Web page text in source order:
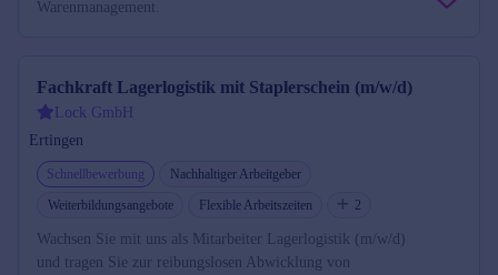
Warenmanagement.
Fachkraft Lagerlogistik mit Staplerschein (m/w/d)
Lock GmbH
Ertingen
Schnellbewerbung
Nachhaltiger Arbeitgeber
Weiterbildungsangebote
Flexible Arbeitszeiten 2
Wachsen Sie mit uns als Mitarbeiter Lagerlogistik (m/w/d)
und tragen Sie zur reibungslosen Abwicklung von